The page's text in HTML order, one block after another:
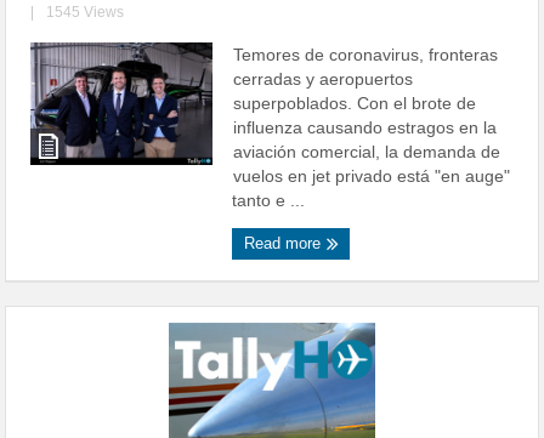
1545 Views
Temores de coronavirus, fronteras
cerradas y aeropuertos
superpoblados. Con el brote de
influenza causando estragos en la
aviación comercial, la demanda de
vuelos en jet privado está "en auge"
tanto e ...
Read more